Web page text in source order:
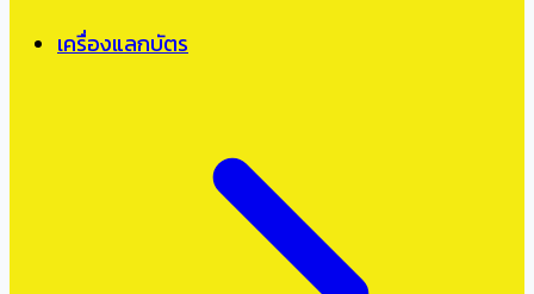
เครื่องแลกบัตร